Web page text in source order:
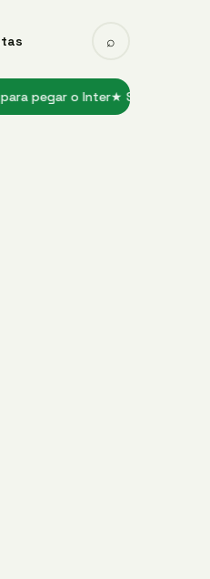
⌕
o Inter★ Suposta terceira